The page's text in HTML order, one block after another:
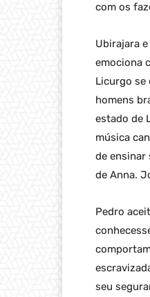
com os
Ubirajara
emociona
Licurgo se
homens
estado de
música
de ensinar
de Anna.
Pedro
seu